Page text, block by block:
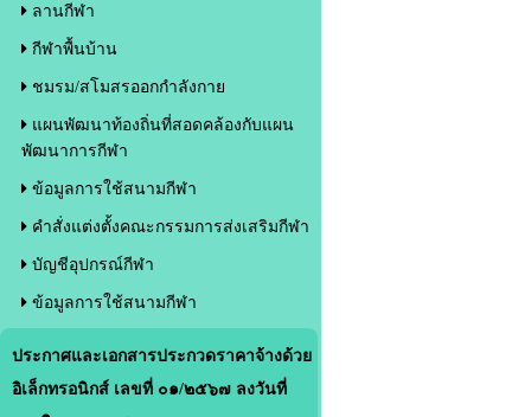
ลานกีฬา
กีฬาพื้นบ้าน
ชมรม/สโมสรออกกำลังกาย
แผนพัฒนาท้องถิ่นที่สอดคล้องกับแผน
พัฒนาการกีฬา
ข้อมูลการใช้สนามกีฬา
คำสั่งแต่งตั้งคณะกรรมการส่งเสริมกีฬา
บัญชีอุปกรณ์กีฬา
ข้อมูลการใช้สนามกีฬา
ประกาศและเอกสารประกวดราคาจ้างด้วย
อิเล็กทรอนิกส์ เลขที่ ๐๑/๒๕๖๗ ลงวันที่